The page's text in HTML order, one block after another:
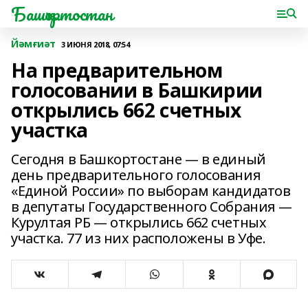
Башҡортостан
Йәмғиәт 3 ИЮНЯ 2018, 07:54
На предварительном
голосовании в Башкирии
открылись 662 счетных
участка
Сегодня в Башкортостане — в единый
день предварительного голосования
«Единой России» по выборам кандидатов
в депутаты Государственного Собрания —
Курултая РБ — открылись 662 счетных
участка. 77 из них расположены в Уфе.